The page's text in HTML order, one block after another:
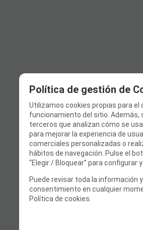
Política de gestión de
Utilizamos cookies propias para el
funcionamiento del sitio. Además,
terceros que analizan cómo se
para mejorar la experiencia de
comerciales personalizadas o
hábitos de navegación. Pulse el
“Elegir / Bloquear” para configurar
Puede revisar toda la información
consentimiento en cualquier
Política de cookies.